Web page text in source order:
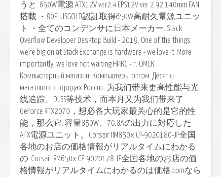
うと. 650W電源 ATX12V ver2.4 EPS12V ver 2.92 140mm FAN
搭載 ・80PLUSGOLD認証取得650W高耐久電源ユニッ
ト ・全てのコンデンサに日本メーカー. Stack
Overflow Developer Desktop Build - 2019. One of the things
we're big on at Stack Exchange is hardware - we love it. More
importantly, we love not waiting НИКС - г. ОМСК.
Компьютерный магазин. Компьютеры оптом. Десятки
магазинов в городах России. 为我们带来更高性能与光
线追踪、DLSS等技术，而本月又为我们带来了
GeForce RTX2070，想必各大玩家最关心的是它的性
能，那么它. 容量850W、70.8Aの出力に対応した
ATX電源ユニット。Corsair RM850x CP-9020180-JP全国
各地のお店の価格情報がリアルタイムにわかる
の. Corsair RM650x CP-9020178-JP全国各地のお店の価
格情報がリアルタイムにわかるのは価格.comなら